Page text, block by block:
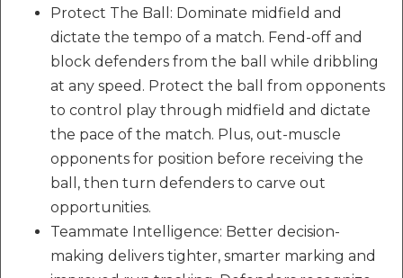
Protect The Ball: Dominate midfield and
dictate the tempo of a match. Fend-off and
block defenders from the ball while dribbling
at any speed. Protect the ball from opponents
to control play through midfield and dictate
the pace of the match. Plus, out-muscle
opponents for position before receiving the
ball, then turn defenders to carve out
opportunities.
Teammate Intelligence: Better decision-
making delivers tighter, smarter marking and